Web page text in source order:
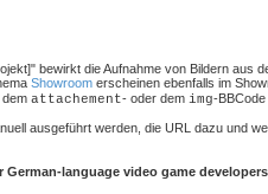
bewirkt die Aufnahme von Bildern aus
Showroom erscheinen ebenfalls im
dem attachement- oder dem img-
ausgeführt werden, die URL dazu und
language video game